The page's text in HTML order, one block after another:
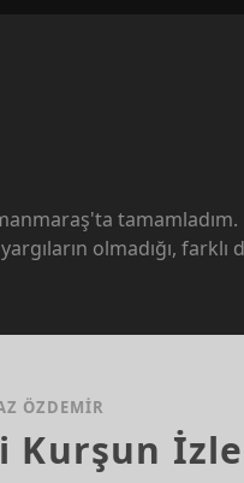
olmadığı,
ÖZDEMIR
Kurşun